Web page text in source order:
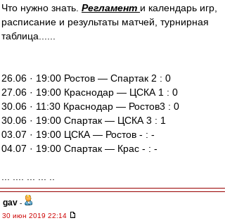
Что нужно знать. Регламент и календарь игр,
расписание и результаты матчей, турнирная
таблица......
26.06 · 19:00 Ростов — Спартак 2 : 0
27.06 · 19:00 Краснодар — ЦСКА 1 : 0
30.06 · 11:30 Краснодар — Ростов3 : 0
30.06 · 19:00 Спартак — ЦСКА 3 : 1
03.07 · 19:00 ЦСКА — Ростов - : -
04.07 · 19:00 Спартак — Крас - : -
gav -
30 июн 2019 22:14